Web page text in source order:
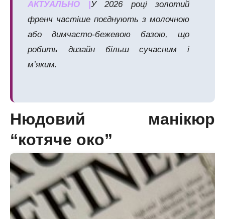
АКТУАЛЬНО |У 2026 році золотий
френч частіше поєднують з молочною
або димчасто-бежевою базою, що
робить дизайн більш сучасним і
м’яким.
Нюдовий манікюр
“котяче око”